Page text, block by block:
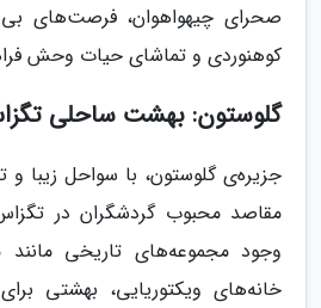
صحرای چیهواهوان، فرصت‌های
کوهنوردی و تماشای حیات وحش
گلوستون: بهشت ساحلی
جزیره‌ی گلوستون، با سواحل زیبا و
مقاصد محبوب گردشگران در
وجود مجموعه‌های تاریخی
خانه‌های ویکتوریایی، بهشتی